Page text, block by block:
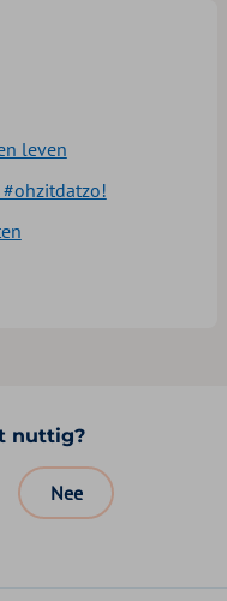
leven
#ohzitdatzo!
nuttig?
Nee